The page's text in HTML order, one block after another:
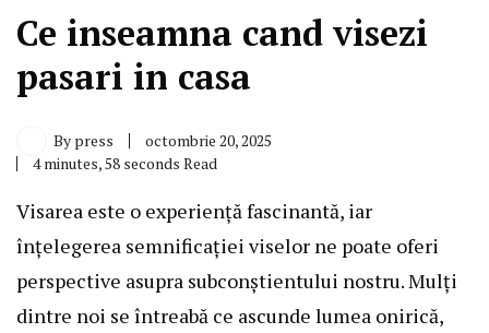
Ce inseamna cand visezi
pasari in casa
By press
octombrie 20, 2025
4 minutes, 58 seconds Read
Visarea este o experiență fascinantă, iar
înțelegerea semnificației viselor ne poate oferi
perspective asupra subconștientului nostru. Mulți
dintre noi se întreabă ce ascunde lumea onirică,